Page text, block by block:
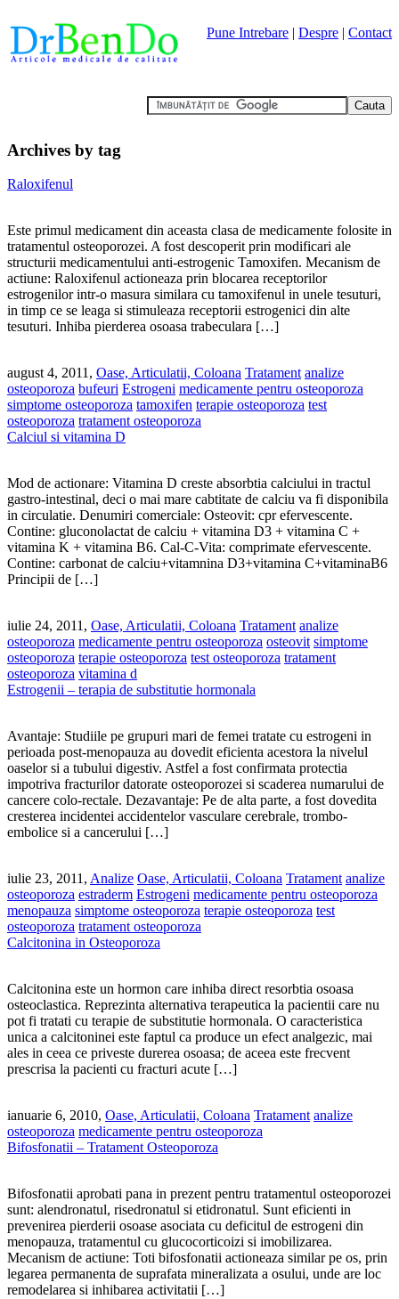
Pune Intrebare | Despre | Contact
Archives by tag
Raloxifenul
Este primul medicament din aceasta clasa de medicamente folosite in
tratamentul osteoporozei. A fost descoperit prin modificari ale
structurii medicamentului anti-estrogenic Tamoxifen. Mecanism de
actiune: Raloxifenul actioneaza prin blocarea receptorilor
estrogenilor intr-o masura similara cu tamoxifenul in unele tesuturi,
in timp ce se leaga si stimuleaza receptorii estrogenici din alte
tesuturi. Inhiba pierderea osoasa trabeculara […]
august 4, 2011, Oase, Articulatii, Coloana Tratament analize
osteoporoza bufeuri Estrogeni medicamente pentru osteoporoza
simptome osteoporoza tamoxifen terapie osteoporoza test
osteoporoza tratament osteoporoza
Calciul si vitamina D
Mod de actionare: Vitamina D creste absorbtia calciului in tractul
gastro-intestinal, deci o mai mare cabtitate de calciu va fi disponibila
in circulatie. Denumiri comerciale: Osteovit: cpr efervescente.
Contine: gluconolactat de calciu + vitamina D3 + vitamina C +
vitamina K + vitamina B6. Cal-C-Vita: comprimate efervescente.
Contine: carbonat de calciu+vitamnina D3+vitamina C+vitaminaB6
Principii de […]
iulie 24, 2011, Oase, Articulatii, Coloana Tratament analize
osteoporoza medicamente pentru osteoporoza osteovit simptome
osteoporoza terapie osteoporoza test osteoporoza tratament
osteoporoza vitamina d
Estrogenii – terapia de substitutie hormonala
Avantaje: Studiile pe grupuri mari de femei tratate cu estrogeni in
perioada post-menopauza au dovedit eficienta acestora la nivelul
oaselor si a tubului digestiv. Astfel a fost confirmata protectia
impotriva fracturilor datorate osteoporozei si scaderea numarului de
cancere colo-rectale. Dezavantaje: Pe de alta parte, a fost dovedita
cresterea incidentei accidentelor vasculare cerebrale, trombo-
embolice si a cancerului […]
iulie 23, 2011, Analize Oase, Articulatii, Coloana Tratament analize
osteoporoza estraderm Estrogeni medicamente pentru osteoporoza
menopauza simptome osteoporoza terapie osteoporoza test
osteoporoza tratament osteoporoza
Calcitonina in Osteoporoza
Calcitonina este un hormon care inhiba direct resorbtia osoasa
osteoclastica. Reprezinta alternativa terapeutica la pacientii care nu
pot fi tratati cu terapie de substitutie hormonala. O caracteristica
unica a calcitoninei este faptul ca produce un efect analgezic, mai
ales in ceea ce priveste durerea osoasa; de aceea este frecvent
prescrisa la pacienti cu fracturi acute […]
ianuarie 6, 2010, Oase, Articulatii, Coloana Tratament analize
osteoporoza medicamente pentru osteoporoza
Bifosfonatii – Tratament Osteoporoza
Bifosfonatii aprobati pana in prezent pentru tratamentul osteoporozei
sunt: alendronatul, risedronatul si etidronatul. Sunt eficienti in
prevenirea pierderii osoase asociata cu deficitul de estrogeni din
menopauza, tratamentul cu glucocorticoizi si imobilizarea.
Mecanism de actiune: Toti bifosfonatii actioneaza similar pe os, prin
legarea permanenta de suprafata mineralizata a osului, unde are loc
remodelarea si inhibarea activitatii […]